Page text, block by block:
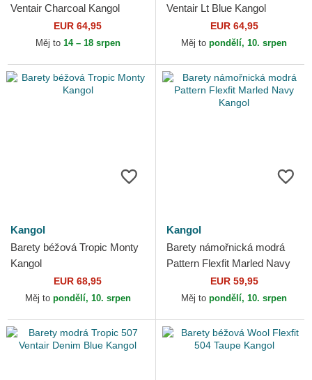
Ventair Charcoal Kangol
EUR 64,95
Měj to 14 – 18 srpen
Ventair Lt Blue Kangol
EUR 64,95
Měj to pondělí, 10. srpen
Kangol
Barety béžová Tropic Monty
Kangol
EUR 68,95
Měj to pondělí, 10. srpen
Kangol
Barety námořnická modrá
Pattern Flexfit Marled Navy
EUR 59,95
Měj to pondělí, 10. srpen